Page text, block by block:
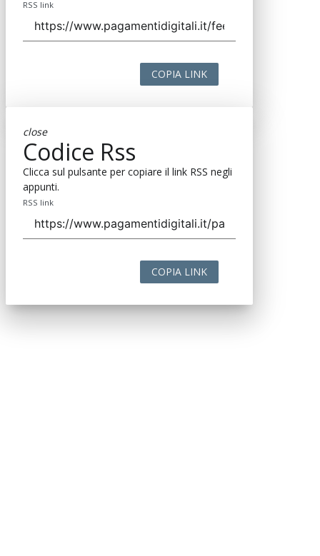
RSS link
COPIA LINK
close
Codice Rss
Clicca sul pulsante per copiare il link RSS negli
appunti.
RSS link
COPIA LINK